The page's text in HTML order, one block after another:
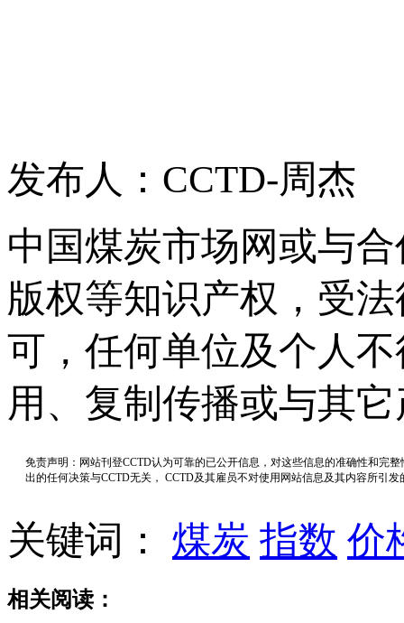
发布人：CCTD-周杰
中国煤炭市场网或与
版权等知识产权，受
可，任何单位及个人
用、复制传播或与其
免责声明：网站刊登CCTD认为可靠的已公开信息，对这些信息的准确性和完
出的任何决策与CCTD无关， CCTD及其雇员不对使用网站信息及其内容所引
关键词： 煤炭 指数 价
相关阅读：